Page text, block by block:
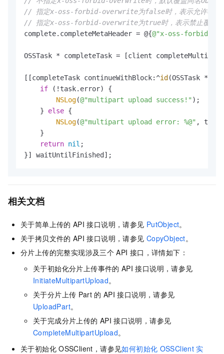
// 指定x-oss-forbid-overwrite为false时，表示允许覆盖
// 指定x-oss-forbid-overwrite为true时，表示禁止覆盖同
complete.completeMetaHeader = @{@"x-oss-forbid-
OSSTask * completeTask = [client
[[completeTask continueWithBlock:^id(OSSTask
if (!task.error) {
NSLog(@"multipart upload success!" );
    }
else {
NSLog(@"multipart upload error: %@" ,
    }
return nil ;
}] waitUntilFinished];
相关文档
关于简单上传的 API 接口说明，请参见 PutObject。
关于拷贝文件的 API 接口说明，请参见 CopyObject。
分片上传的完整实现涉及三个 API 接口，详情如下：
关于初始化分片上传事件的 API 接口说明，请参见
InitiateMultipartUpload。
关于分片上传 Part 的 API 接口说明，请参见
UploadPart。
关于完成分片上传的 API 接口说明，请参见
CompleteMultipartUpload。
关于初始化 OSSClient，请参见如何初始化 OSSClient 实